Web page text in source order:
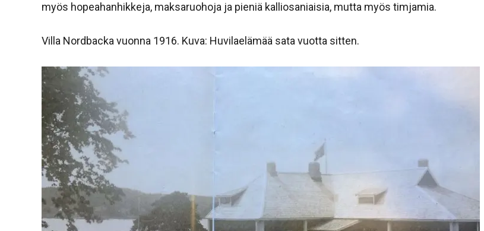
myös hopeahanhikkeja, maksaruohoja ja pieniä kalliosaniaisia, mutta myös timjamia.
Villa Nordbacka vuonna 1916. Kuva: Huvilaelämää sata vuotta sitten.